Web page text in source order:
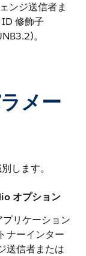
ンジ送信者ま
修飾子
。
メー
します。
オプション
リケーション
ナーインター
送信者または